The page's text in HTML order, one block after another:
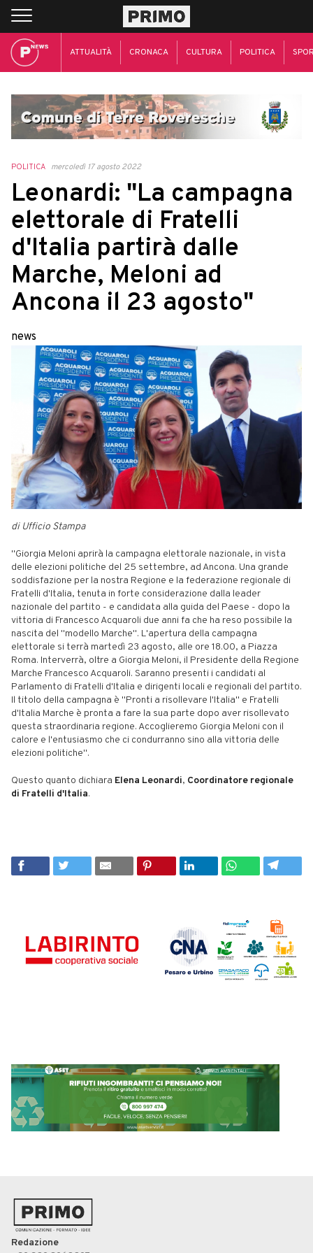
ATTUALITÀ CRONACA CULTURA POLITICA
POLITICA mercoledì 17 agosto 2022
Leonardi: "La campagna
elettorale di Fratelli
d'Italia partirà dalle
Marche, Meloni ad
Ancona il 23 agosto"
news
di Ufficio Stampa
"Giorgia Meloni aprirà la campagna elettorale nazionale, in vista
delle elezioni politiche del 25 settembre, ad Ancona. Una grande
soddisfazione per la nostra Regione e la federazione regionale di
Fratelli d'Italia, tenuta in forte considerazione dalla leader
nazionale del partito - e candidata alla guida del Paese - dopo la
vittoria di Francesco Acquaroli due anni fa che ha reso possibile la
nascita del "modello Marche". L'apertura della campagna
elettorale si terrà martedì 23 agosto, alle ore 18.00, a Piazza
Roma. Interverrà, oltre a Giorgia Meloni, il Presidente della Regione
Marche Francesco Acquaroli. Saranno presenti i candidati al
Parlamento di Fratelli d'Italia e dirigenti locali e regionali del partito.
Il titolo della campagna è "Pronti a risollevare l'Italia" e Fratelli
d'Italia Marche è pronta a fare la sua parte dopo aver risollevato
questa straordinaria regione. Accoglieremo Giorgia Meloni con il
calore e l'entusiasmo che ci condurranno sino alla vittoria delle
elezioni politiche".
Questo quanto dichiara Elena Leonardi, Coordinatore regionale
di Fratelli d'Italia.
Redazione